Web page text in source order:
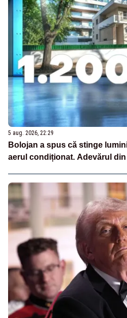
5 aug. 2026, 22:29
Bolojan a spus că stinge
aerul condiționat. Adevărul